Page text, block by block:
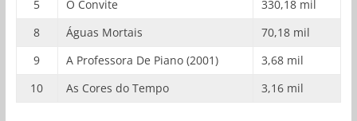
5 O Convite
330,18 mil
8
Águas Mortais
70,18 mil
9
A Professora De Piano (2001)
3,68 mil
10
As Cores do Tempo 3,16 mil